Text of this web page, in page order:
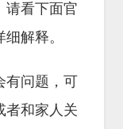
请看下面官
解释。
有问题，可
者和家人关